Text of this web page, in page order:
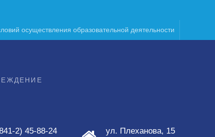
осуществления образовательной деятельности
2) 45-88-24 ул. Плеханова, 15